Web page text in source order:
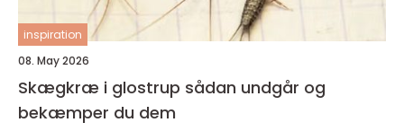
inspiration
08. May 2026
Skægkræ i glostrup sådan undgår og
bekæmper du dem